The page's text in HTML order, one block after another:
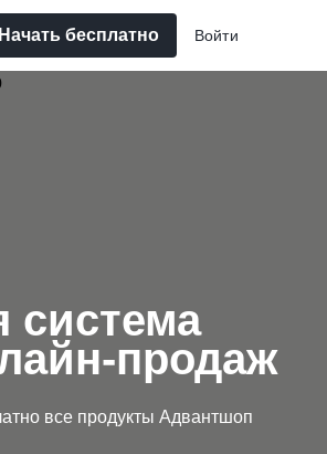
Начать бесплатно Войти
система
продаж
все продукты Адвантшоп